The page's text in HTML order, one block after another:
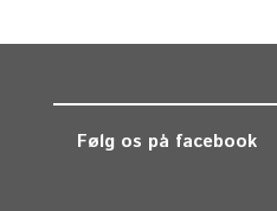
Følg os på facebook